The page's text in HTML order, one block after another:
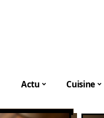
Actu Cuisine